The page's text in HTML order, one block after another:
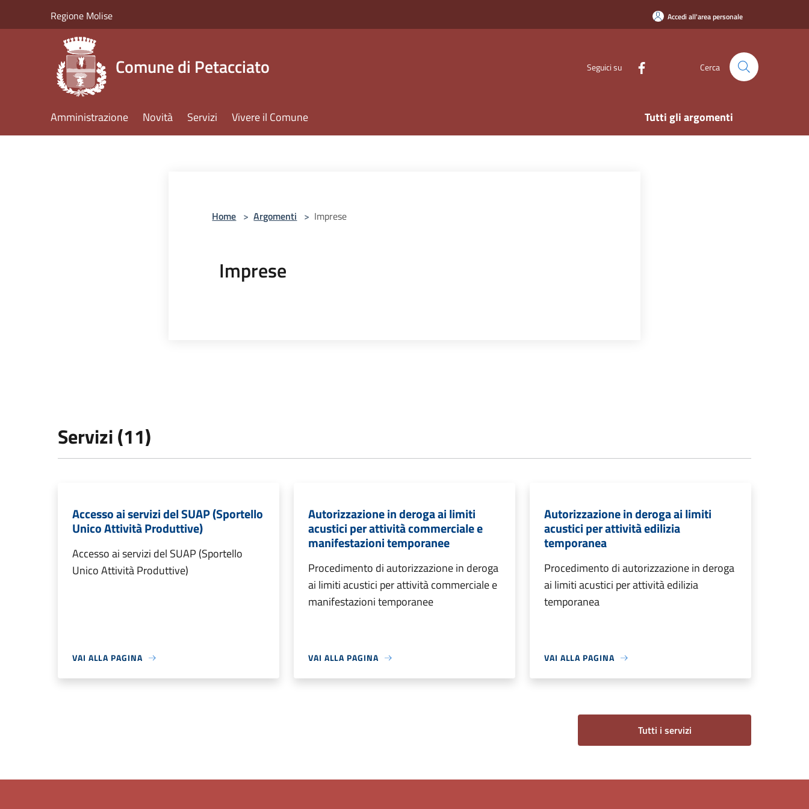
Regione Molise Accedi all'area personale
Comune di Petacciato Seguici su Cerca
Amministrazione Novità Servizi Vivere il Comune Tutti gli argomenti
Home > Argomenti > Imprese
Imprese
Servizi (11)
Accesso ai servizi del SUAP (Sportello
Unico Attività Produttive)
Accesso ai servizi del SUAP (Sportello
Unico Attività Produttive)
VAI ALLA PAGINA
Autorizzazione in deroga ai limiti
acustici per attività commerciale e
manifestazioni temporanee
Procedimento di autorizzazione in deroga
ai limiti acustici per attività commerciale e
manifestazioni temporanee
VAI ALLA PAGINA
Autorizzazione in deroga ai limiti
acustici per attività edilizia
temporanea
Procedimento di autorizzazione in deroga
ai limiti acustici per attività edilizia
temporanea
VAI ALLA PAGINA
Tutti i servizi